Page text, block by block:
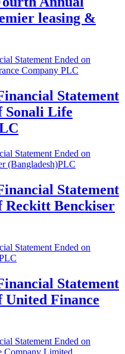
leasing &
Statement
Sonali Life
Statement
Reckitt Benckiser
Statement
United Finance